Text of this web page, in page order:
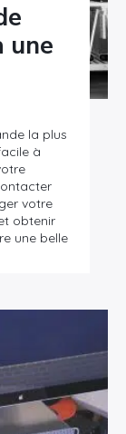
une
la plus
à
votre
obtenir
une belle